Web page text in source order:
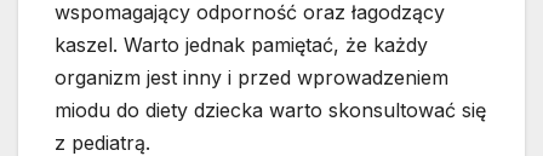
wspomagający odporność oraz łagodzący
kaszel. Warto jednak pamiętać, że każdy
organizm jest inny i przed wprowadzeniem
miodu do diety dziecka warto skonsultować się
z pediatrą.